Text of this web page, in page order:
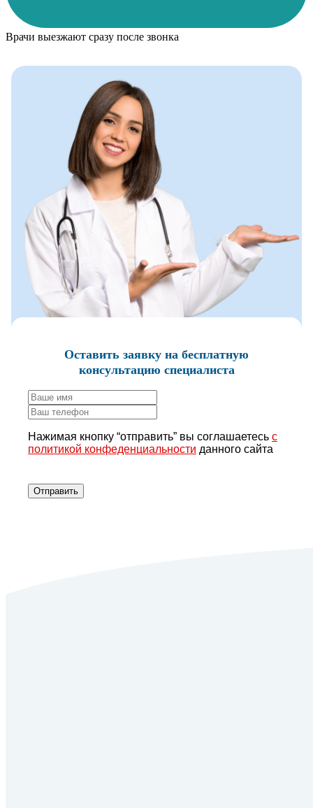
Врачи выезжают сразу после звонка
Оставить заявку на бесплатную
консультацию специалиста
Нажимая кнопку “отправить” вы соглашаетесь с
политикой конфеденциальности данного сайта
Отправить